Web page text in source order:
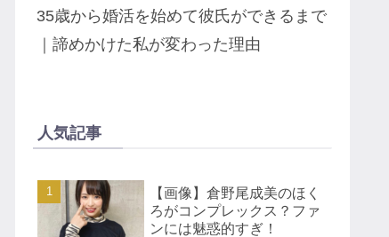
35歳から婚活を始めて彼氏ができるまで
｜諦めかけた私が変わった理由
人気記事
【画像】倉野尾成美のほく
ろがコンプレックス？ファ
ンには魅惑的すぎ！